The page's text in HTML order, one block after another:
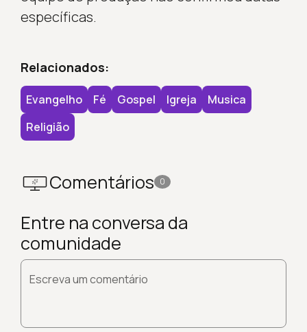
específicas.
Relacionados:
Evangelho Fé Gospel Igreja
Musica
Religião
Comentários 0
Entre na conversa da
comunidade
Escreva um comentário